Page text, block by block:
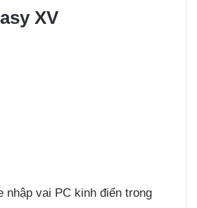
XV
nhập vai PC kinh điển trong